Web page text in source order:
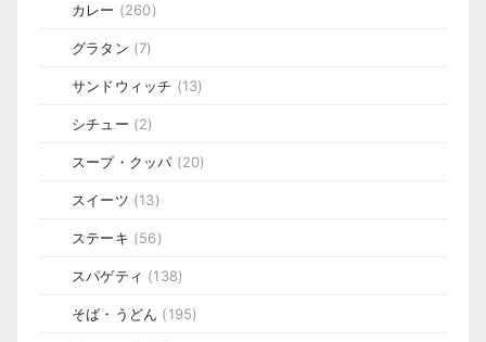
カレー (260)
グラタン (7)
サンドウィッチ (13)
シチュー (2)
スープ・クッパ (20)
スイーツ (13)
ステーキ (56)
スパゲティ (138)
そば・うどん (195)